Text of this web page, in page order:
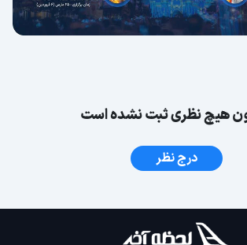
هیچ نظری ثبت نشده است
درج نظر